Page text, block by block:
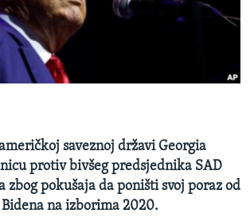
saveznoj državi Georgia
protiv bivšeg predsjednika SAD
zbog pokušaja da poništi svoj poraz od
na izborima 2020.